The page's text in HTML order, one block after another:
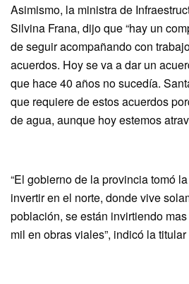
Asimismo, la ministra de
Silvina Frana, dijo que “hay un
de seguir acompañando con
acuerdos. Hoy se va a dar un
que hace 40 años no sucedía.
que requiere de estos acuerdos
de agua, aunque hoy estemos
“El gobierno de la provincia tomó
invertir en el norte, donde vive
población, se están invirtiendo
mil en obras viales”, indicó la